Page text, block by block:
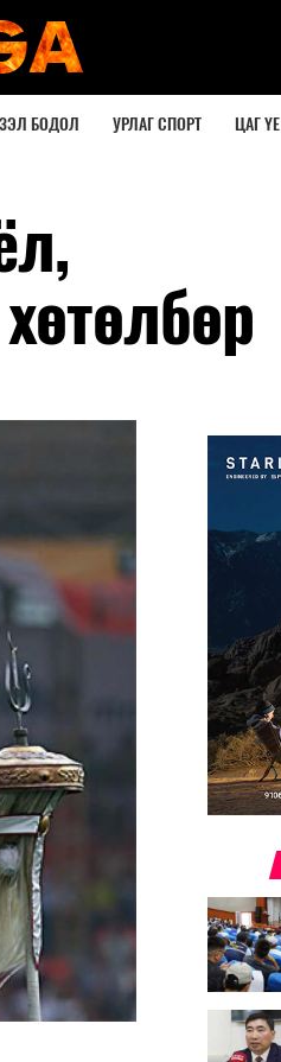
БОДОЛ УРЛАГ СПОРТ ЦАГ ҮЕ